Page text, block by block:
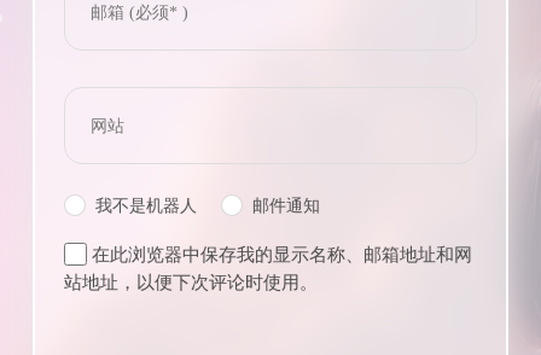
我不是机器人 邮件通知
在此浏览器中保存我的显示名称、邮箱地址和网
站地址，以便下次评论时使用。